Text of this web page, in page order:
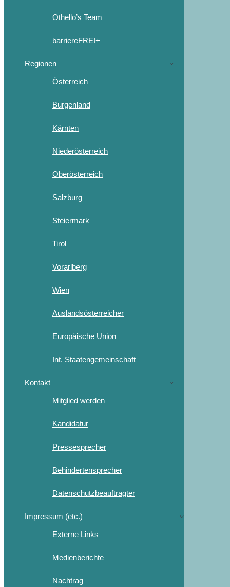
Othello’s Team
barriereFREI+
Regionen
Österreich
Burgenland
Kärnten
Niederösterreich
Oberösterreich
Salzburg
Steiermark
Tirol
Vorarlberg
Wien
Auslandsösterreicher
Europäische Union
Int. Staatengemeinschaft
Kontakt
Mitglied werden
Kandidatur
Pressesprecher
Behindertensprecher
Datenschutzbeauftragter
Impressum (etc.)
Externe Links
Medienberichte
Nachtrag